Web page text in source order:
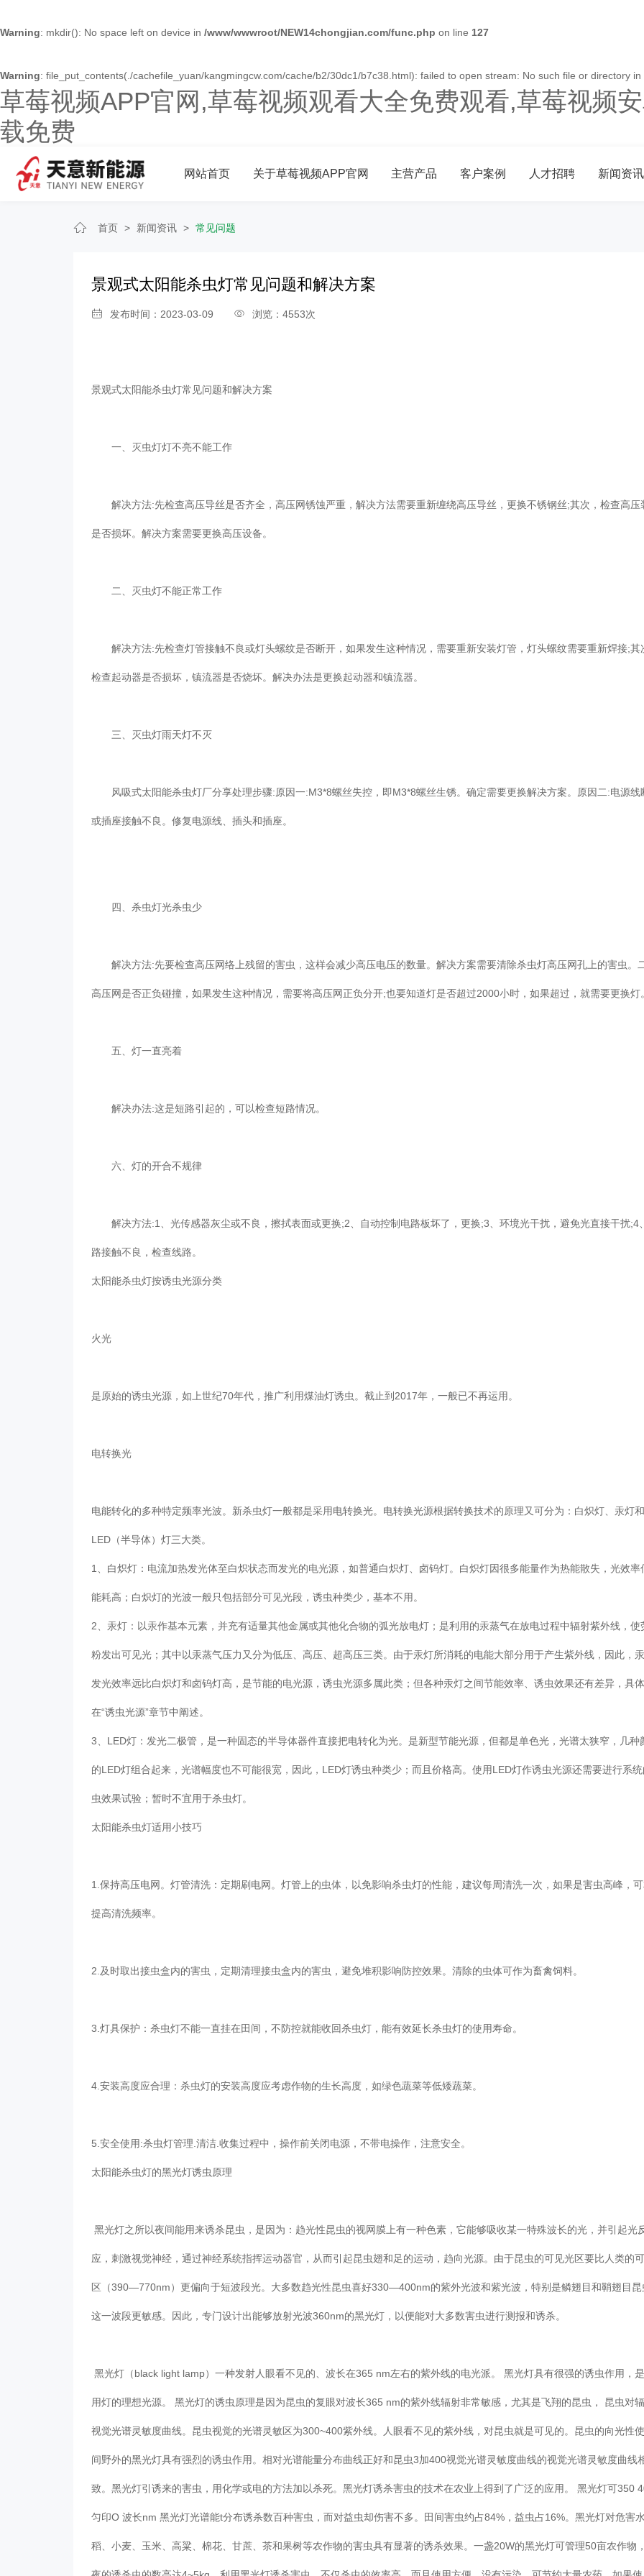
Warning: mkdir(): No space left on device in /www/wwwroot/NEW14chongjian.com/func.php on line 127
Warning: file_put_contents(./cachefile_yuan/kangmingcw.com/cache/b2/30dc1/b7c38.html): failed to open stream: No such file or directory in
草莓视频APP官网,草莓视频观看大全免费观看,草莓视频
载免费
网站首页 关于草莓视频APP官网 主营产品 客户案例 人才招聘 新闻资讯
首页 > 新闻资讯 > 常见问题
景观式太阳能杀虫灯常见问题和解决方案
发布时间：2023-03-09 浏览：4553次
景观式太阳能杀虫灯常见问题和解决方案
一、灭虫灯灯不亮不能工作
解决方法:先检查高压导丝是否齐全，高压网锈蚀严重，解决方法需要重新缠绕高压导丝，更换不锈钢丝;其次，检查高压
是否损坏。解决方案需要更换高压设备。
二、灭虫灯不能正常工作
解决方法:先检查灯管接触不良或灯头螺纹是否断开，如果发生这种情况，需要重新安装灯管，灯头螺纹需要重新焊接;其
检查起动器是否损坏，镇流器是否烧坏。解决办法是更换起动器和镇流器。
三、灭虫灯雨天灯不灭
风吸式太阳能杀虫灯厂分享处理步骤:原因一:M3*8螺丝失控，即M3*8螺丝生锈。确定需要更换解决方案。原因二:电源线
或插座接触不良。修复电源线、插头和插座。
四、杀虫灯光杀虫少
解决方法:先要检查高压网络上残留的害虫，这样会减少高压电压的数量。解决方案需要清除杀虫灯高压网孔上的害虫。
高压网是否正负碰撞，如果发生这种情况，需要将高压网正负分开;也要知道灯是否超过2000小时，如果超过，就需要更换灯
五、灯一直亮着
解决办法:这是短路引起的，可以检查短路情况。
六、灯的开合不规律
解决方法:1、光传感器灰尘或不良，擦拭表面或更换;2、自动控制电路板坏了，更换;3、环境光干扰，避免光直接干扰;4
路接触不良，检查线路。
太阳能杀虫灯按诱虫光源分类
火光
是原始的诱虫光源，如上世纪70年代，推广利用煤油灯诱虫。截止到2017年，一般已不再运用。
电转换光
电能转化的多种特定频率光波。新杀虫灯一般都是采用电转换光。电转换光源根据转换技术的原理又可分为：白炽灯、汞灯
LED（半导体）灯三大类。
1、白炽灯：电流加热发光体至白炽状态而发光的电光源，如普通白炽灯、卤钨灯。白炽灯因很多能量作为热能散失，光效率
能耗高；白炽灯的光波一般只包括部分可见光段，诱虫种类少，基本不用。
2、汞灯：以汞作基本元素，并充有适量其他金属或其他化合物的弧光放电灯；是利用的汞蒸气在放电过程中辐射紫外线，使
粉发出可见光；其中以汞蒸气压力又分为低压、高压、超高压三类。由于汞灯所消耗的电能大部分用于产生紫外线，因此，
发光效率远比白炽灯和卤钨灯高，是节能的电光源，诱虫光源多属此类；但各种汞灯之间节能效率、诱虫效果还有差异，具
在“诱虫光源”章节中阐述。
3、LED灯：发光二极管，是一种固态的半导体器件直接把电转化为光。是新型节能光源，但都是单色光，光谱太狭窄，几种
的LED灯组合起来，光谱幅度也不可能很宽，因此，LED灯诱虫种类少；而且价格高。使用LED灯作诱虫光源还需要进行系
虫效果试验；暂时不宜用于杀虫灯。
太阳能杀虫灯适用小技巧
1.保持高压电网。灯管清洗：定期刷电网。灯管上的虫体，以免影响杀虫灯的性能，建议每周清洗一次，如果是害虫高峰，
提高清洗频率。
2.及时取出接虫盒内的害虫，定期清理接虫盒内的害虫，避免堆积影响防控效果。清除的虫体可作为畜禽饲料。
3.灯具保护：杀虫灯不能一直挂在田间，不防控就能收回杀虫灯，能有效延长杀虫灯的使用寿命。
4.安装高度应合理：杀虫灯的安装高度应考虑作物的生长高度，如绿色蔬菜等低矮蔬菜。
5.安全使用:杀虫灯管理.清洁.收集过程中，操作前关闭电源，不带电操作，注意安全。
太阳能杀虫灯的黑光灯诱虫原理
黑光灯之所以夜间能用来诱杀昆虫，是因为：趋光性昆虫的视网膜上有一种色素，它能够吸收某一特殊波长的光，并引起光
应，刺激视觉神经，通过神经系统指挥运动器官，从而引起昆虫翅和足的运动，趋向光源。由于昆虫的可见光区要比人类的
区（390—770nm）更偏向于短波段光。大多数趋光性昆虫喜好330—400nm的紫外光波和紫光波，特别是鳞翅目和鞘翅目昆
这一波段更敏感。因此，专门设计出能够放射光波360nm的黑光灯，以便能对大多数害虫进行测报和诱杀。
黑光灯（black light lamp）一种发射人眼看不见的、波长在365 nm左右的紫外线的电光派。 黑光灯具有很强的诱虫作用，
用灯的理想光源。 黑光灯的诱虫原理是因为昆虫的复眼对波长365 nm的紫外线辐射非常敏感，尤其是飞翔的昆虫， 昆虫对
视觉光谱灵敏度曲线。昆虫视觉的光谱灵敏区为300~400紫外线。人眼看不见的紫外线，对昆虫就是可见的。昆虫的向光性
间野外的黑光灯具有强烈的诱虫作用。相对光谱能量分布曲线正好和昆虫3加400视觉光谱灵敏度曲线的视觉光谱灵敏度曲线
致。黑光灯引诱来的害虫，用化学或电的方法加以杀死。黑光灯诱杀害虫的技术在农业上得到了广泛的应用。 黑光灯可350
匀印O 波长nm 黑光灯光谱能t分布诱杀数百种害虫，而对益虫却伤害不多。田间害虫约占84%，益虫占16%。黑光灯对危害
稻、小麦、玉米、高粱、棉花、甘蔗、茶和果树等农作物的害虫具有显著的诱杀效果。一盏20W的黑光灯可管理50亩农作物